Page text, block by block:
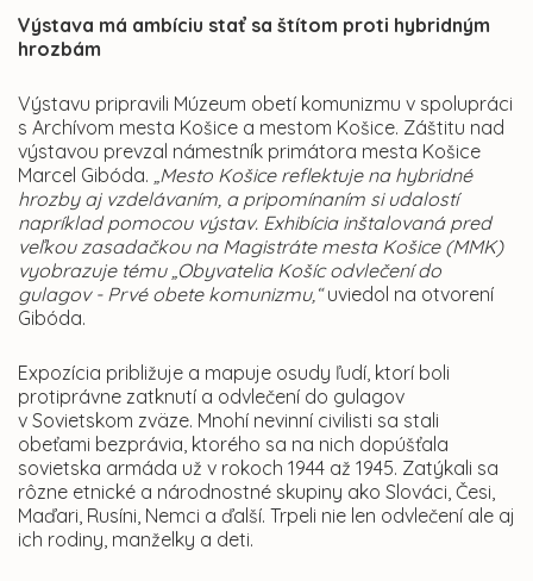
Výstava má ambíciu stať sa štítom proti hybridným
hrozbám
Výstavu pripravili Múzeum obetí komunizmu v spolupráci
s Archívom mesta Košice a mestom Košice. Záštitu nad
výstavou prevzal námestník primátora mesta Košice
Marcel Gibóda. „Mesto Košice reflektuje na hybridné
hrozby aj vzdelávaním, a pripomínaním si udalostí
napríklad pomocou výstav. Exhibícia inštalovaná pred
veľkou zasadačkou na Magistráte mesta Košice (MMK)
vyobrazuje tému „Obyvatelia Košíc odvlečení do
gulagov - Prvé obete komunizmu,“uviedol na otvorení
Gibóda.
Expozícia približuje a mapuje osudy ľudí, ktorí boli
protiprávne zatknutí a odvlečení do gulagov
v Sovietskom zväze. Mnohí nevinní civilisti sa stali
obeťami bezprávia, ktorého sa na nich dopúšťala
sovietska armáda už v rokoch 1944 až 1945. Zatýkali sa
rôzne etnické a národnostné skupiny ako Slováci, Česi,
Maďari, Rusíni, Nemci a ďalší. Trpeli nie len odvlečení ale aj
ich rodiny, manželky a deti.